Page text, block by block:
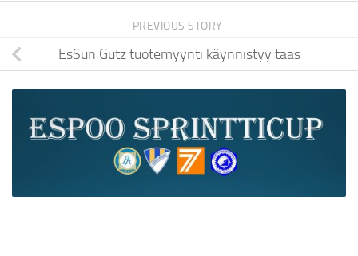
PREVIOUS STORY
EsSun Gutz tuotemyynti käynnistyy taas